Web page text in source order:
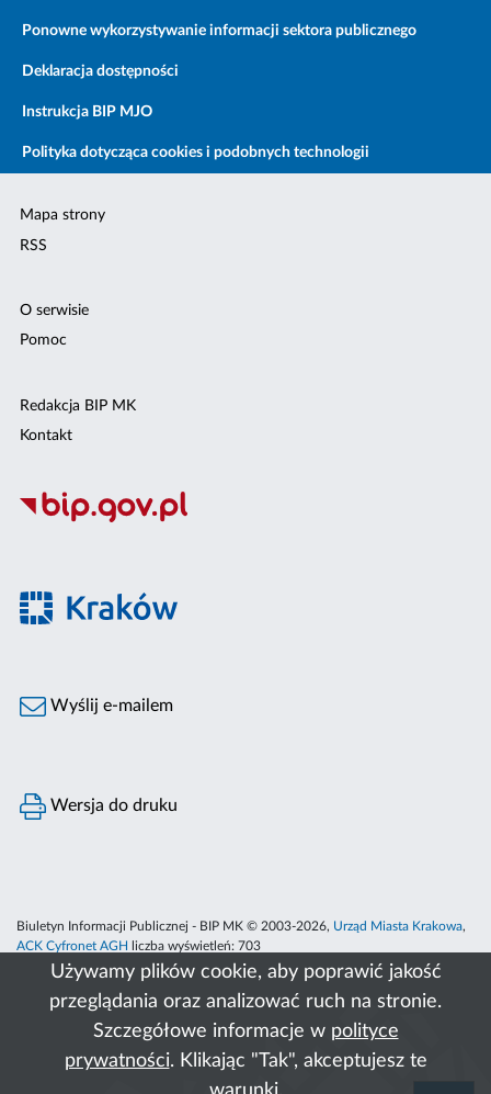
Używamy plików cookie, aby poprawić jakość
przeglądania oraz analizować ruch na stronie.
Szczegółowe informacje w polityce
prywatności. Klikając "Tak", akceptujesz te
Ponowne wykorzystywanie informacji sektora publicznego
Deklaracja dostępności
Instrukcja BIP MJO
Polityka dotycząca cookies i podobnych technologii
Mapa strony
RSS
O serwisie
Pomoc
Redakcja BIP MK
Kontakt
Wyślij e-mailem
Wersja do druku
Biuletyn Informacji Publicznej - BIP MK © 2003-2026, Urząd Miasta Krakowa,
ACK Cyfronet AGH
liczba wyświetleń: 703